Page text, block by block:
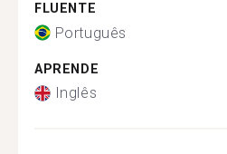
FLUENTE
Português
APRENDE
Inglês